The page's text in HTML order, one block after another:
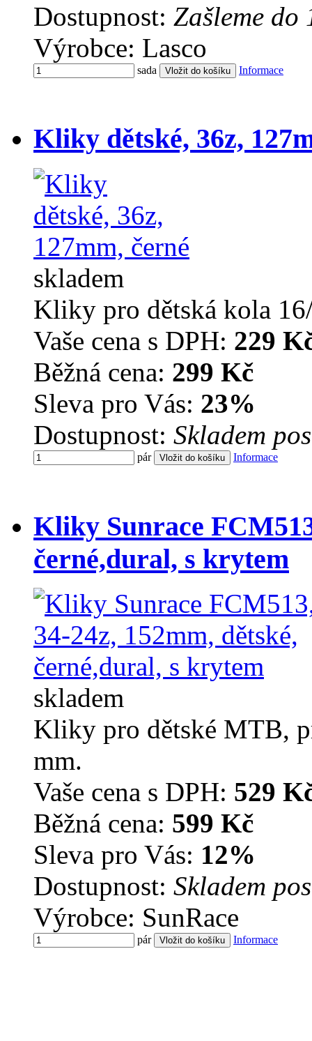
Dostupnost: Zašleme do
Výrobce: Lasco
sada Informace
Kliky dětské, 36z,
skladem
Kliky pro dětská kola
Vaše cena s DPH: 229
Běžná cena: 299 Kč
Sleva pro Vás: 23%
Dostupnost: Skladem
pár Informace
Kliky Sunrace
černé,dural, s krytem
skladem
Kliky pro dětské MTB,
mm.
Vaše cena s DPH: 529
Běžná cena: 599 Kč
Sleva pro Vás: 12%
Dostupnost: Skladem
Výrobce: SunRace
pár Informace